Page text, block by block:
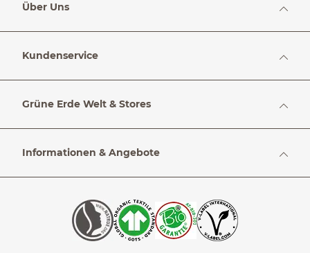
Über Uns
Kundenservice
Grüne Erde Welt & Stores
Informationen & Angebote